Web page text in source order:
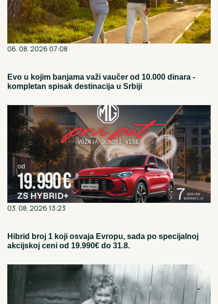
06. 08. 2026 07:08
Evo u kojim banjama važi vaučer od 10.000 dinara -
kompletan spisak destinacija u Srbiji
03. 08. 2026 13:23
Hibrid broj 1 koji osvaja Evropu, sada po specijalnoj
akcijskoj ceni od 19.990€ do 31.8.